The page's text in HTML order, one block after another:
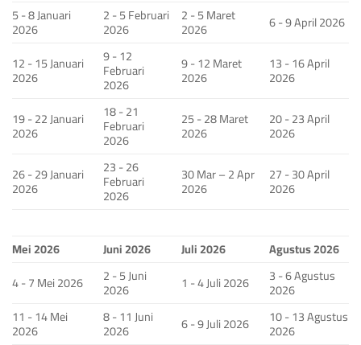
5 - 8 Januari
2026
2 - 5 Februari
2026
2 - 5 Maret
2026
6 - 9 April 2026
12 - 15 Januari
2026
9 - 12
Februari
2026
9 - 12 Maret
2026
13 - 16 April
2026
19 - 22 Januari
2026
18 - 21
Februari
2026
25 - 28 Maret
2026
20 - 23 April
2026
26 - 29 Januari
2026
23 - 26
Februari
2026
30 Mar – 2 Apr
2026
27 - 30 April
2026
Mei 2026 Juni 2026 Juli 2026
Agustus 2026
4 - 7 Mei 2026
2 - 5 Juni
2026 1 - 4 Juli 2026 3 - 6 Agustus
2026
11 - 14 Mei
2026
8 - 11 Juni
2026 6 - 9 Juli 2026 10 - 13 Agustus
2026